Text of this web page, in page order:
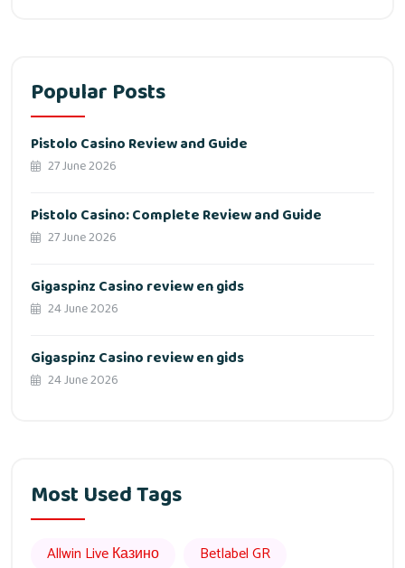
Popular Posts
Pistolo Casino Review and Guide
27 June 2026
Pistolo Casino: Complete Review and Guide
27 June 2026
Gigaspinz Casino review en gids
24 June 2026
Gigaspinz Casino review en gids
24 June 2026
Most Used Tags
Allwin Live Казино
Betlabel GR